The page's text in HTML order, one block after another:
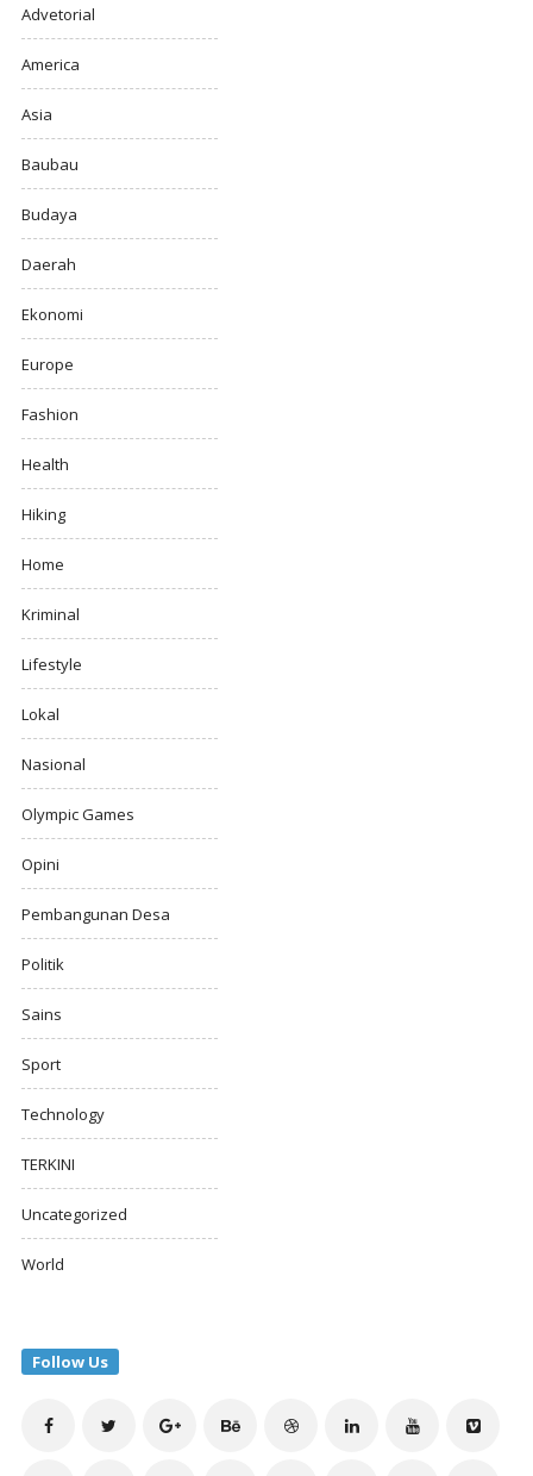
Advetorial
America
Asia
Baubau
Budaya
Daerah
Ekonomi
Europe
Fashion
Health
Hiking
Home
Kriminal
Lifestyle
Lokal
Nasional
Olympic Games
Opini
Pembangunan Desa
Politik
Sains
Sport
Technology
TERKINI
Uncategorized
World
Follow Us